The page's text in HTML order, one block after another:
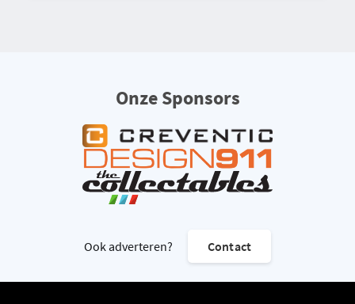
Onze Sponsors
Ook adverteren? Contact